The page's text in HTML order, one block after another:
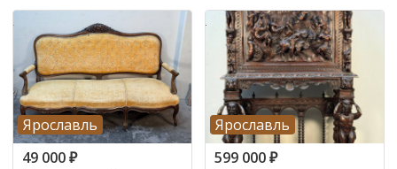
Ярославль
49 000₽
Ярославль
599 000₽